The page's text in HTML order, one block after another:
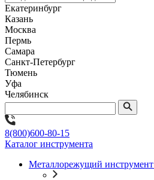
Екатеринбург
Казань
Москва
Пермь
Самара
Санкт-Петербург
Тюмень
Уфа
Челябинск
8(800)600-80-15
Каталог инструмента
Металлорежущий инструмент